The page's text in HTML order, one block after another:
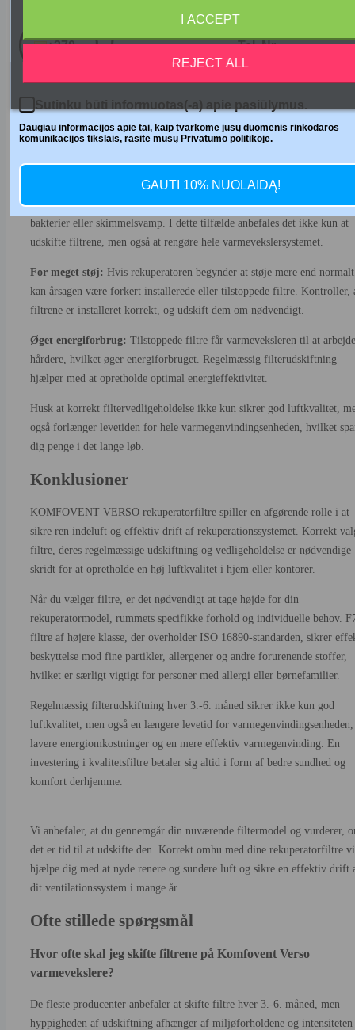
Forkert filterstørrelse:
Hvis du bemærker, at der lækker luft ud af
filterstørrelse. I dette tilfælde er det nødvendigt at kontrollere
Hvis der kommer ubehagelige lugte fra
varmeveksleren, kan det være et tegn på, at filtrene er forurenet med
bakterier eller skimmelsvamp. I dette tilfælde anbefales det ikke kun at
udskifte filtrene, men også at rengøre hele varmevekslersystemet.
For meget støj: Hvis rekuperatoren begynder at støje mere end
kan årsagen være forkert installerede eller tilstoppede filtre. Kontroller,
filtrene er installeret korrekt, og udskift dem om nødvendigt.
Øget energiforbrug: Tilstoppede filtre får varmeveksleren til at arbejde
hårdere, hvilket øger energiforbruget. Regelmæssig filterudskiftning
hjælper med at opretholde optimal energieffektivitet.
Husk at korrekt filtervedligeholdelse ikke kun sikrer god luftkvalitet,
også forlænger levetiden for hele varmegenvindingsenheden, hvilket
dig penge i det lange løb.
Konklusioner
KOMFOVENT VERSO rekuperatorfiltre spiller en afgørende rolle i at
sikre ren indeluft og effektiv drift af rekuperationssystemet. Korrekt
filtre, deres regelmæssige udskiftning og vedligeholdelse er nødvendige
skridt for at opretholde en høj luftkvalitet i hjem eller kontorer.
Når du vælger filtre, er det nødvendigt at tage højde for din
rekuperatormodel, rummets specifikke forhold og individuelle behov.
filtre af højere klasse, der overholder ISO 16890-standarden, sikrer
beskyttelse mod fine partikler, allergener og andre forurenende stoffer,
hvilket er særligt vigtigt for personer med allergi eller børnefamilier.
Regelmæssig filterudskiftning hver 3.-6. måned sikrer ikke kun god
luftkvalitet, men også en længere levetid for varmegenvindingsenheden,
lavere energiomkostninger og en mere effektiv varmegenvinding. En
investering i kvalitetsfiltre betaler sig altid i form af bedre sundhed og
komfort derhjemme.
Vi anbefaler, at du gennemgår din nuværende filtermodel og vurderer,
det er tid til at udskifte den. Korrekt omhu med dine rekuperatorfiltre
hjælpe dig med at nyde renere og sundere luft og sikre en effektiv drift
dit ventilationssystem i mange år.
Ofte stillede spørgsmål
Hvor ofte skal jeg skifte filtrene på Komfovent Verso
varmevekslere?
De fleste producenter anbefaler at skifte filtre hver 3.-6. måned, men
hyppigheden af udskiftning afhænger af miljøforholdene og intensiteten
REJECT ALL
I ACCEPT
+370
Sutinku būti informuotas(-a) apie pasiūlymus.
Daugiau informacijos apie tai, kaip tvarkome jūsų duomenis rinkodaros
komunikacijos tikslais, rasite mūsų Privatumo politikoje.
GAUTI 10% NUOLAIDĄ!